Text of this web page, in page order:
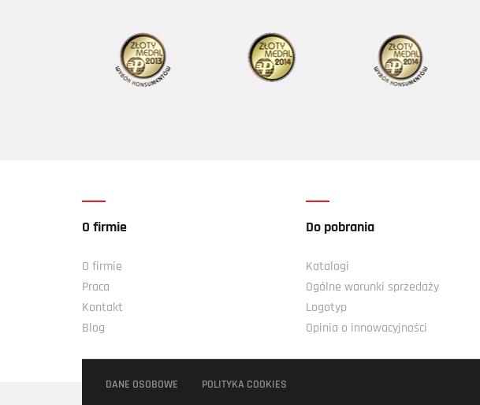
O firmie
O firmie
Praca
Kontakt
Blog
Do pobrania
Katalogi
Ogólne warunki sprzedaży
Logotyp
Opinia o innowacyjności
DANE OSOBOWE POLITYKA COOKIES